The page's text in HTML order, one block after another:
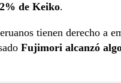
de Keiko.
tienen derecho a
Fujimori alcanzó